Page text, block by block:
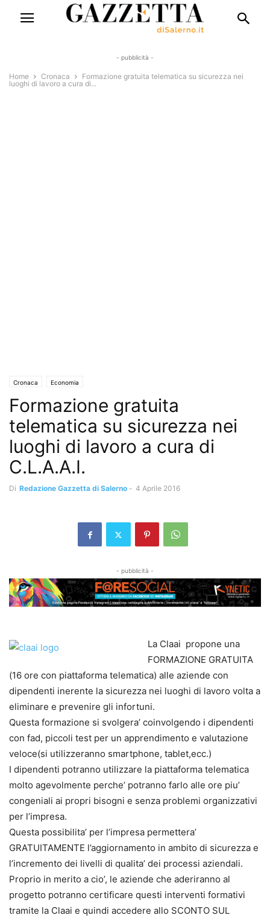
- pubblicità -
Home Cronaca
Formazione gratuita telematica su sicurezza nei
luoghi di lavoro a cura di...
Cronaca Economia
Formazione gratuita
telematica su sicurezza nei
luoghi di lavoro a cura di
C.L.A.A.I.
Di Redazione Gazzetta di Salerno - 4 Aprile 2016
- pubblicità -
La Claai propone una
FORMAZIONE GRATUITA
(16 ore con piattaforma telematica) alle aziende con
dipendenti inerente la sicurezza nei luoghi di lavoro volta a
eliminare e prevenire gli infortuni.
Questa formazione si svolgera’ coinvolgendo i dipendenti
con fad, piccoli test per un apprendimento e valutazione
veloce(si utilizzeranno smartphone, tablet,ecc.)
I dipendenti potranno utilizzare la piattaforma telematica
molto agevolmente perche’ potranno farlo alle ore piu’
congeniali ai propri bisogni e senza problemi organizzativi
per l’impresa.
Questa possibilita’ per l’impresa permettera’
GRATUITAMENTE l’aggiornamento in ambito di sicurezza e
l’incremento dei livelli di qualita’ dei processi aziendali.
Proprio in merito a cio’, le aziende che aderiranno al
progetto potranno certificare questi interventi formativi
tramite la Claai e quindi accedere allo SCONTO SUL